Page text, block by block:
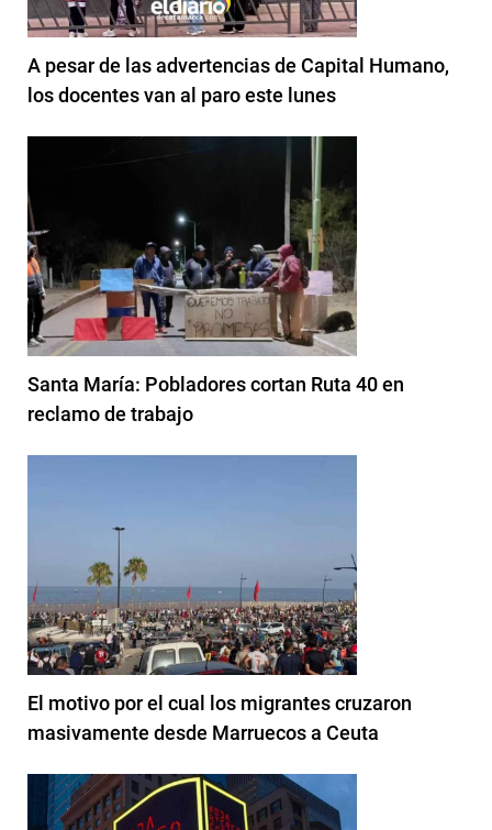
A pesar de las advertencias de Capital Humano,
los docentes van al paro este lunes
Santa María: Pobladores cortan Ruta 40 en
reclamo de trabajo
El motivo por el cual los migrantes cruzaron
masivamente desde Marruecos a Ceuta